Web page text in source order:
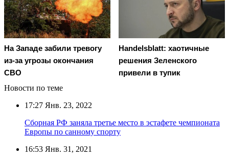
На Западе забили тревогу
из-за угрозы окончания
СВО
Handelsblatt: хаотичные
решения Зеленского
привели в тупик
Новости по теме
17:27 Янв. 23, 2022
Сборная РФ заняла третье место в эстафете чемпионата
Европы по санному спорту
16:53 Янв. 31, 2021